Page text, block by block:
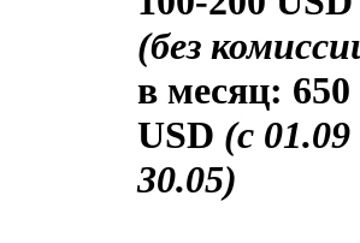
(без
в месяц: 650
USD (с 01.09
30.05)